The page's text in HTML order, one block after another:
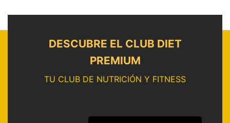
DESCUBRE EL CLUB DIET
PREMIUM
TU CLUB DE NUTRICIÓN Y FITNESS